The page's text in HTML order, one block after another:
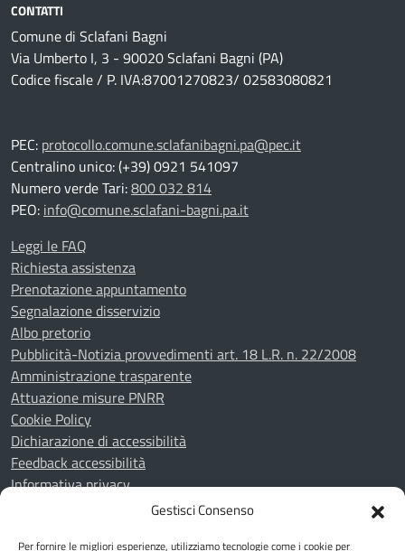
Gestisci Consenso
Per fornire le migliori esperienze, utilizziamo tecnologie come i cookie per
CONTATTI
Comune di Sclafani Bagni
Via Umberto I, 3 - 90020 Sclafani Bagni (PA)
Codice fiscale / P. IVA:87001270823/ 02583080821
PEC: protocollo.comune.sclafanibagni.pa@pec.it
Centralino unico: (+39) 0921 541097
Numero verde Tari:800 032 814
PEO: info@comune.sclafani-bagni.pa.it
Leggi le FAQ
Richiesta assistenza
Prenotazione appuntamento
Segnalazione disservizio
Albo pretorio
Pubblicità-Notizia provvedimenti art. 18 L.R. n. 22/2008
Amministrazione trasparente
Attuazione misure PNRR
Cookie Policy
Dichiarazione di accessibilità
Feedback accessibilità
Informativa privacy